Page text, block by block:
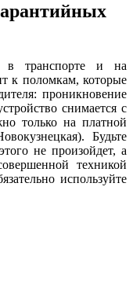
в транспорте и на
к поломкам, которые
проникновение
снимается с
только на платной
Будьте
не произойдет, а
техникой
используйте